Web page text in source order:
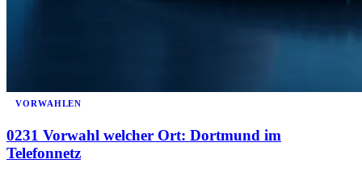
VORWAHLEN
0231 Vorwahl welcher Ort: Dortmund im
Telefonnetz